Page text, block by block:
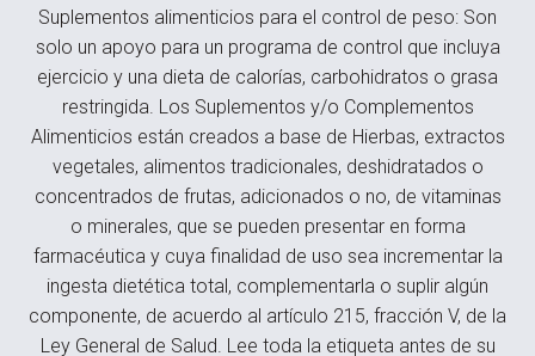
Suplementos alimenticios para el control de peso: Son
solo un apoyo para un programa de control que incluya
ejercicio y una dieta de calorías, carbohidratos o grasa
restringida. Los Suplementos y/o Complementos
Alimenticios están creados a base de Hierbas, extractos
vegetales, alimentos tradicionales, deshidratados o
concentrados de frutas, adicionados o no, de vitaminas
o minerales, que se pueden presentar en forma
farmacéutica y cuya finalidad de uso sea incrementar la
ingesta dietética total, complementarla o suplir algún
componente, de acuerdo al artículo 215, fracción V, de la
Ley General de Salud. Lee toda la etiqueta antes de su